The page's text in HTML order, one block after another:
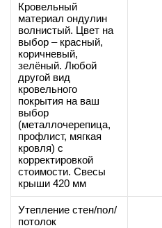
Кровельный
материал ондулин
волнистый. Цвет на
выбор – красный,
коричневый,
зелёный. Любой
другой вид
кровельного
покрытия на ваш
выбор
(металлочерепица,
профлист, мягкая
кровля) с
корректировкой
стоимости. Свесы
крыши 420 мм
Утепление стен/пол/
потолок